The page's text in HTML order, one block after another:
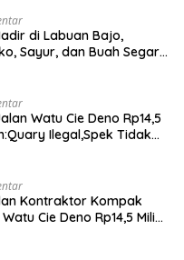
di Labuan Bajo,
Sayur, dan Buah Segar
Watu Cie Deno Rp14,5
Ilegal,Spek Tidak
Kontraktor Kompak
Cie Deno Rp14,5 Miliar